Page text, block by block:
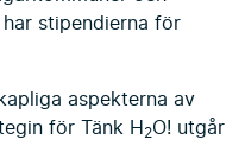
har stipendierna för
aspekterna av
för Tänk H 2O! utgår